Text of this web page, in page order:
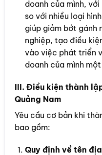
doanh của mình,
so với nhiều loại
giúp giảm bớt gánh
nghiệp, tạo điều
vào việc phát triển
doanh của mình
III. Điều kiện thành
Quảng Nam
Yêu cầu cơ bản khi
bao gồm:
Quy định về tên